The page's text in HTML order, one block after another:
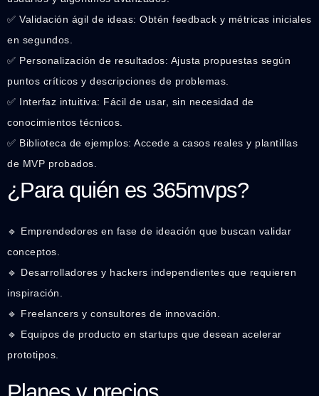
✅ Validación ágil de ideas: Obtén feedback y métricas iniciales
en segundos.
✅ Personalización de resultados: Ajusta propuestas según
puntos críticos y descripciones de problemas.
✅ Interfaz intuitiva: Fácil de usar, sin necesidad de
conocimientos técnicos.
✅ Biblioteca de ejemplos: Accede a casos reales y plantillas
de MVP probados.
¿Para quién es 365mvps?
🔹 Emprendedores en fase de ideación que buscan validar
conceptos.
🔹 Desarrolladores y hackers independientes que requieren
inspiración.
🔹 Freelancers y consultores de innovación.
🔹 Equipos de producto en startups que desean acelerar
prototipos.